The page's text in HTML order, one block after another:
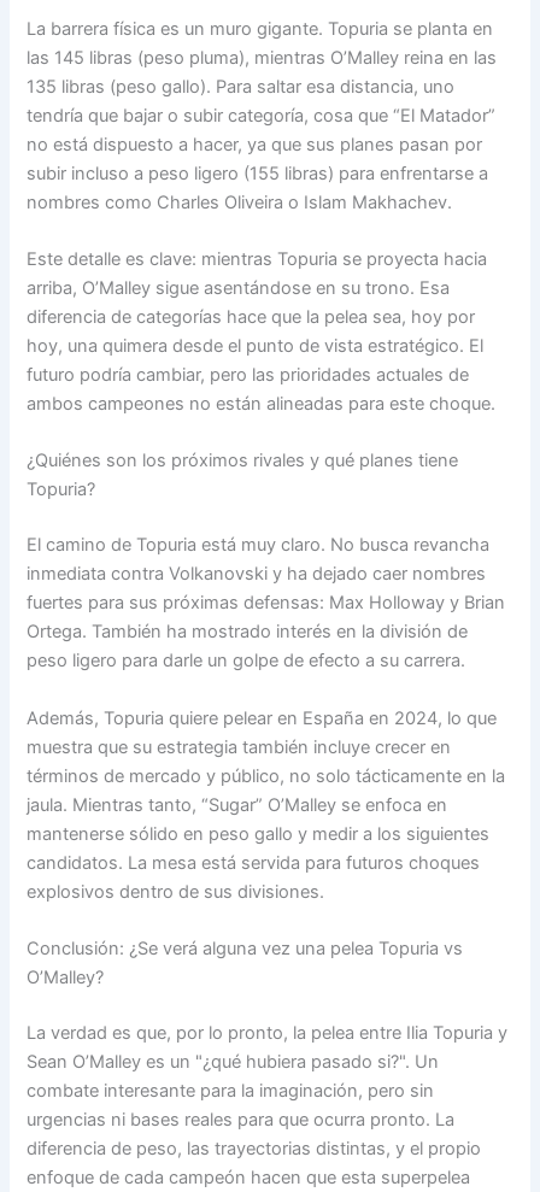
La barrera física es un muro gigante. Topuria se planta en
las 145 libras (peso pluma), mientras O’Malley reina en las
135 libras (peso gallo). Para saltar esa distancia, uno
tendría que bajar o subir categoría, cosa que “El Matador”
no está dispuesto a hacer, ya que sus planes pasan por
subir incluso a peso ligero (155 libras) para enfrentarse a
nombres como Charles Oliveira o Islam Makhachev.
Este detalle es clave: mientras Topuria se proyecta hacia
arriba, O’Malley sigue asentándose en su trono. Esa
diferencia de categorías hace que la pelea sea, hoy por
hoy, una quimera desde el punto de vista estratégico. El
futuro podría cambiar, pero las prioridades actuales de
ambos campeones no están alineadas para este choque.
¿Quiénes son los próximos rivales y qué planes tiene
Topuria?
El camino de Topuria está muy claro. No busca revancha
inmediata contra Volkanovski y ha dejado caer nombres
fuertes para sus próximas defensas: Max Holloway y Brian
Ortega. También ha mostrado interés en la división de
peso ligero para darle un golpe de efecto a su carrera.
Además, Topuria quiere pelear en España en 2024, lo que
muestra que su estrategia también incluye crecer en
términos de mercado y público, no solo tácticamente en la
jaula. Mientras tanto, “Sugar” O’Malley se enfoca en
mantenerse sólido en peso gallo y medir a los siguientes
candidatos. La mesa está servida para futuros choques
explosivos dentro de sus divisiones.
Conclusión: ¿Se verá alguna vez una pelea Topuria vs
O’Malley?
La verdad es que, por lo pronto, la pelea entre Ilia Topuria y
Sean O’Malley es un "¿qué hubiera pasado si?". Un
combate interesante para la imaginación, pero sin
urgencias ni bases reales para que ocurra pronto. La
diferencia de peso, las trayectorias distintas, y el propio
enfoque de cada campeón hacen que esta superpelea